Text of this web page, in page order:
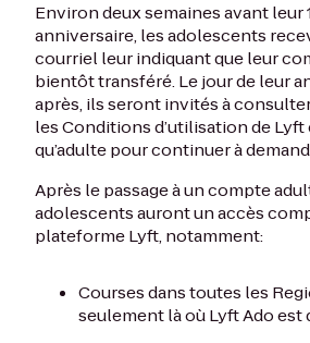
Environ deux semaines avant leur
anniversaire, les adolescents
courriel leur indiquant que leur
bientôt transféré. Le jour de leur
après, ils seront invités à
les Conditions d’utilisation de Lyft
qu’adulte pour continuer à
Après le passage à un compte
adolescents auront un accès
plateforme Lyft, notamment:
Courses dans toutes les
seulement là où Lyft Ado est